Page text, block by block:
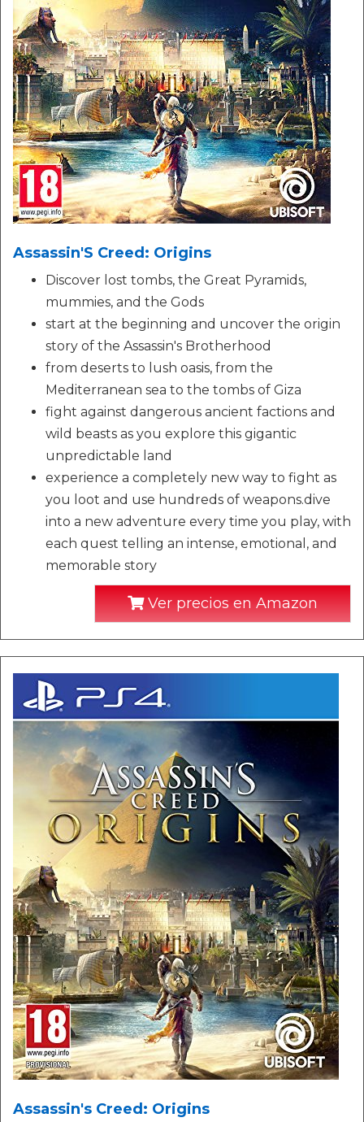
Assassin'S Creed: Origins
Discover lost tombs, the Great Pyramids,
mummies, and the Gods
start at the beginning and uncover the origin
story of the Assassin's Brotherhood
from deserts to lush oasis, from the
Mediterranean sea to the tombs of Giza
fight against dangerous ancient factions and
wild beasts as you explore this gigantic
unpredictable land
experience a completely new way to fight as
you loot and use hundreds of weapons.dive
into a new adventure every time you play, with
each quest telling an intense, emotional, and
memorable story
Ver precios en Amazon
Assassin's Creed: Origins